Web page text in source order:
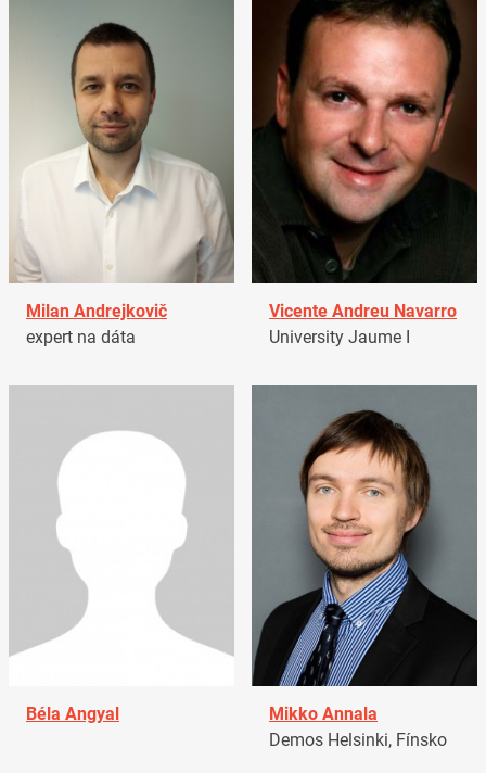
Milan Andrejkovič
expert na dáta
Vicente Andreu Navarro
University Jaume I
Béla Angyal
Mikko Annala
Demos Helsinki, Fínsko